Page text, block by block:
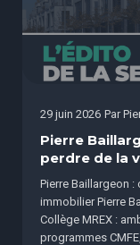
29 juin 2026 Par
Pierre
perdre de la
Pierre Baillargeon
immobilier Pierre
Collège MREX :
programmes CMFE,